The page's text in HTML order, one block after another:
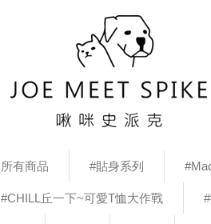
所有商品 #貼身系列
#CHILL丘一下~可愛T恤大作戰